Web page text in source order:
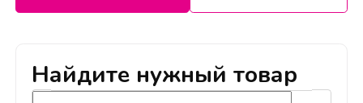
Найдите нужный товар